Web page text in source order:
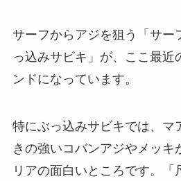
サーフからアジを狙う「サー
っ込みサビキ」が、ここ最近
ンドになっています。
特にぶっ込みサビキでは、マ
きの強いコバンアジやメッキ
リアの面白いところです。「